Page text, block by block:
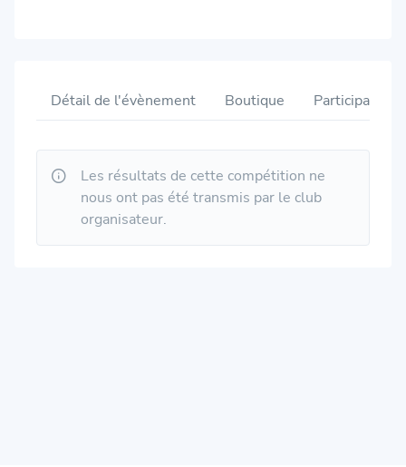
Détail de l'évènement Boutique Participants
Les résultats de cette compétition ne
nous ont pas été transmis par le club
organisateur.